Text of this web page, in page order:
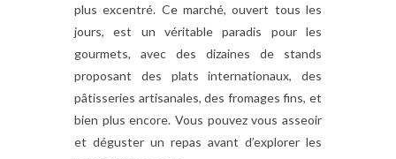
plus excentré. Ce marché, ouvert tous les
jours, est un véritable paradis pour les
gourmets, avec des dizaines de stands
proposant des plats internationaux, des
pâtisseries artisanales, des fromages fins, et
bien plus encore. Vous pouvez vous asseoir
et déguster un repas avant d’explorer les